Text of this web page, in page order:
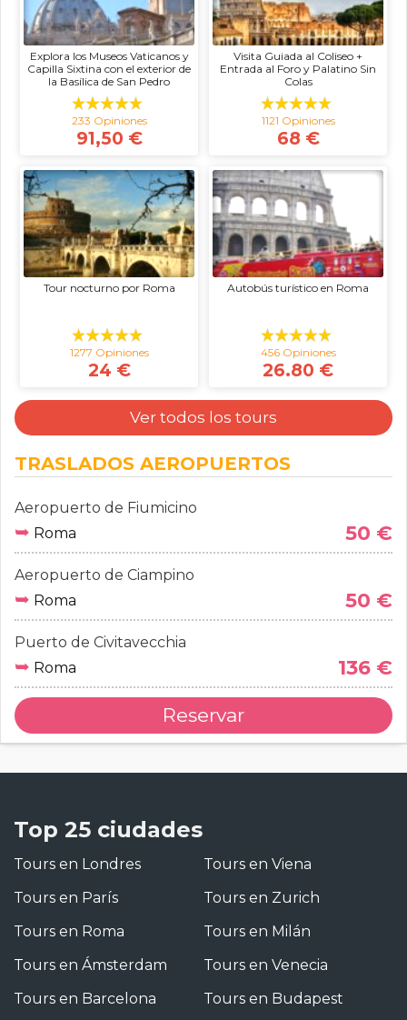
Explora los Museos Vaticanos y
Capilla Sixtina con el exterior de
la Basílica de San Pedro
233 Opiniones
91,50 €
Visita Guiada al Coliseo +
Entrada al Foro y Palatino Sin
Colas
1121 Opiniones
68 €
Tour nocturno por Roma
1277 Opiniones
24 €
Autobús turístico en Roma
456 Opiniones
26.80 €
Ver todos los tours
TRASLADOS AEROPUERTOS
Aeropuerto de Fiumicino
➥ Roma 50 €
Aeropuerto de Ciampino
➥ Roma 50 €
Puerto de Civitavecchia
➥ Roma 136 €
Reservar
Top 25 ciudades
Tours en Londres
Tours en París
Tours en Roma
Tours en Ámsterdam
Tours en Barcelona
Tours en Viena
Tours en Zurich
Tours en Milán
Tours en Venecia
Tours en Budapest